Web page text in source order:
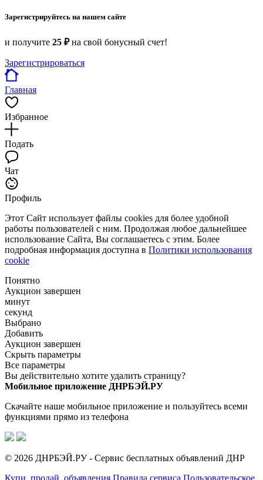
Зарегистрируйтесь на нашем сайте
и получите 25 ₽на свой бонусный счет!
Зарегистрироваться
Главная
Избранное
Подать
Чат
Профиль
Этот Сайт использует файлы cookies для более удобной
работы пользователей с ним. Продолжая любое дальнейшее
использование Сайта, Вы соглашаетесь с этим. Более
подробная информация доступна в Политики использования
cookie
Понятно
Аукцион завершен
минут
секунд
Выбрано
Добавить
Аукцион завершен
Скрыть параметры
Все параметры
Вы действительно хотите удалить страницу?
Мобильное приложение ДНРБЭЙ.РУ
Скачайте наше мобильное приложение и пользуйтесь всеми
функциями прямо из телефона
© 2026 ДНРБЭЙ.РУ - Сервис бесплатных объявлений ДНР
Купи, продай, объявления Правила сервиса Пользовательское